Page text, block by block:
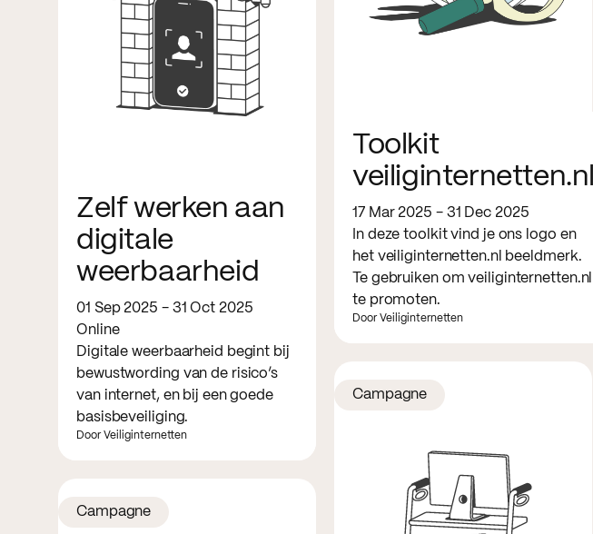
Toolkit
veiliginternetten.nl
17 Mar 2025 - 31 Dec 2025
In deze toolkit vind je ons logo en
het veiliginternetten.nl beeldmerk.
Te gebruiken om veiliginternetten.nl
te promoten.
Door Veiliginternetten
Zelf werken aan
digitale
weerbaarheid
01 Sep 2025 - 31 Oct 2025
Online
Digitale weerbaarheid begint bij
bewustwording van de risico’s
van internet, en bij een goede
basisbeveiliging.
Door Veiliginternetten
Campagne
Campagne